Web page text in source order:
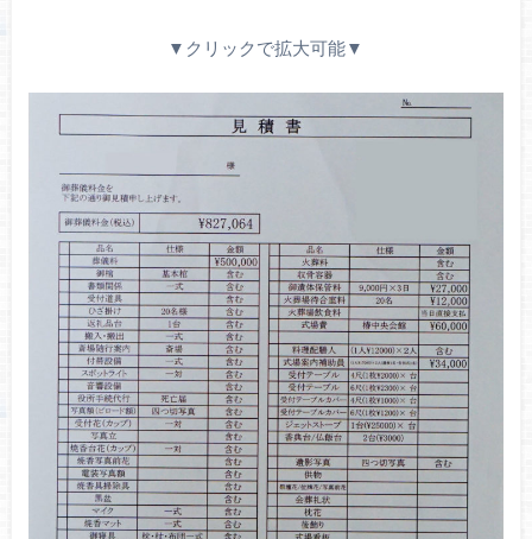
▼クリックで拡大可能▼